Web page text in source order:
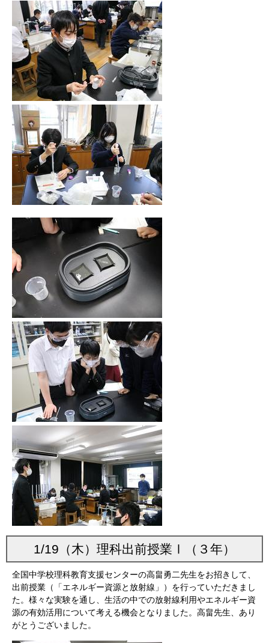
1/19（木）理科出前授業Ⅰ（３年）
全国中学校理科教育支援センターの高畠勇二先生をお招きして、
出前授業（「エネルギー資源と放射線」）を行っていただきまし
た。様々な実験を通し、生活の中での放射線利用やエネルギー資
源の有効活用について考える機会となりました。高畠先生、あり
がとうございました。